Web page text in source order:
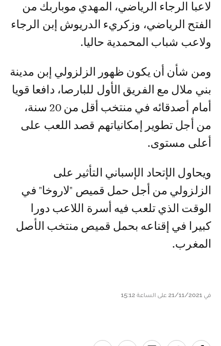
لاعبا الرجاء الرياضي، المهدي موباربك من
الفتح الرياضي، وزكريء الدريوش إبن الرجاء
ولاعب شباب المحمدية حاليا.
ومن شأن أن يكون ظهور الزلزولي إبن مدينة
بني ملال مع الفريق الأول للبارصا، دافعا قويا
أمام أصدقائه في منتخب أقل من 20 سنة،
من أجل تطوير إمكانياتهم قصد اللعب على
أعلى مستوى.
ويحاول الإتحاد الإسباني التأثير على
الزلزولي من أجل حمل قميص "لاروخا" في
الوقت الذي تلعب فيه أسرة اللاعب دورا
كبيرا في إقناعه بحمل قميص منتخب الأصل
المغرب.
في 21/11/2021 على الساعة 15:12